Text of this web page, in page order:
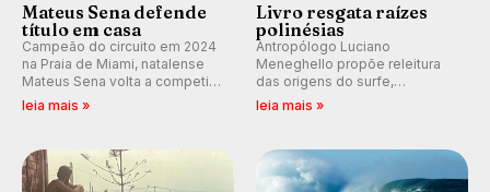
Mateus Sena defende
título em casa
Campeão do circuito em 2024
na Praia de Miami, natalense
Mateus Sena volta a competir
em casa em busca de manter a
leia mais »
Livro resgata raízes
polinésias
Antropólogo Luciano
Meneghello propõe releitura
das origens do surfe,
resgatando a cultura polinésia
prática em esporte e indústria.
leia mais »